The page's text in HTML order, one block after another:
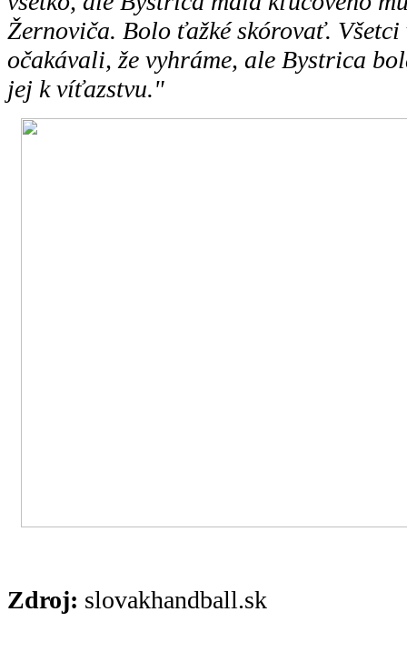
Žernoviča. Bolo ťažké skórovať.
očakávali, že vyhráme, ale Bystrica
jej k víťazstvu."
Zdroj: slovakhandball.sk